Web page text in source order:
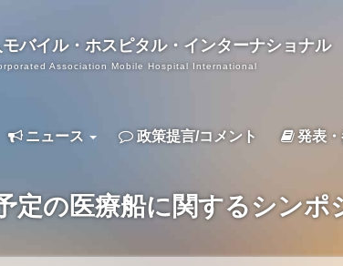
モバイル・ホスピタル・ インターナショナル
Association Mobile Hospital International
ニュース 政策提言/コメント 発表
定の医療船に関するシンポ